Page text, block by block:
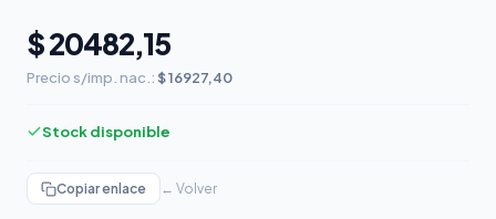
$ 20482,15
Precio s/imp. nac.: $ 16927,40
Stock disponible
Copiar enlace ← Volver